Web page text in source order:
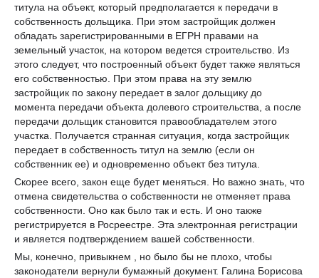
титула на объект, который предполагается к передачи в
собственность дольщика. При этом застройщик должен
обладать зарегистрированными в ЕГРН правами на
земельный участок, на котором ведется строительство. Из
этого следует, что построенный объект будет также являться
его собственностью. При этом права на эту землю
застройщик по закону передает в залог дольщику до
момента передачи объекта долевого строительства, а после
передачи дольщик становится правообладателем этого
участка. Получается странная ситуация, когда застройщик
передает в собственность титул на землю (если он
собственник ее) и одновременно объект без титула.
Скорее всего, закон еще будет меняться. Но важно знать, что
отмена свидетельства о собственности не отменяет права
собственности. Оно как было так и есть. И оно также
регистрируется в Росреестре. Эта электронная регистрации
и является подтверждением вашей собственности.
Мы, конечно, привыкнем , но было бы не плохо, чтобы
законодатели вернули бумажный документ. Галина Борисова